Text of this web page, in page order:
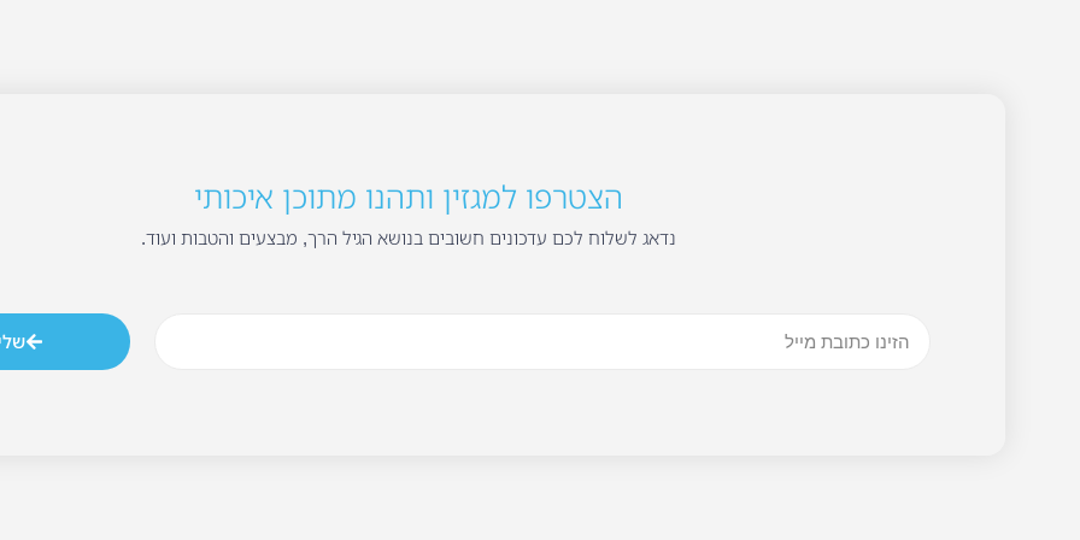
הצטרפו למגזין ותהנו מתוכן איכותי
נדאג לשלוח לכם עדכונים חשובים בנושא הגיל הרך, מבצעים והטבות ועוד.